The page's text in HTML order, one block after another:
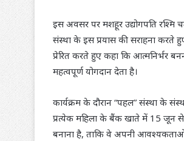
इस अवसर पर मशहूर उद्योगपति रश्मि
संस्था के इस प्रयास की सराहना करते
प्रेरित करते हुए कहा कि आत्मनिर्भर
महत्वपूर्ण योगदान देता है।
कार्यक्रम के दौरान “पहल” संस्था के
प्रत्येक महिला के बैंक खाते में 15 जून से
बनाना है, ताकि वे अपनी